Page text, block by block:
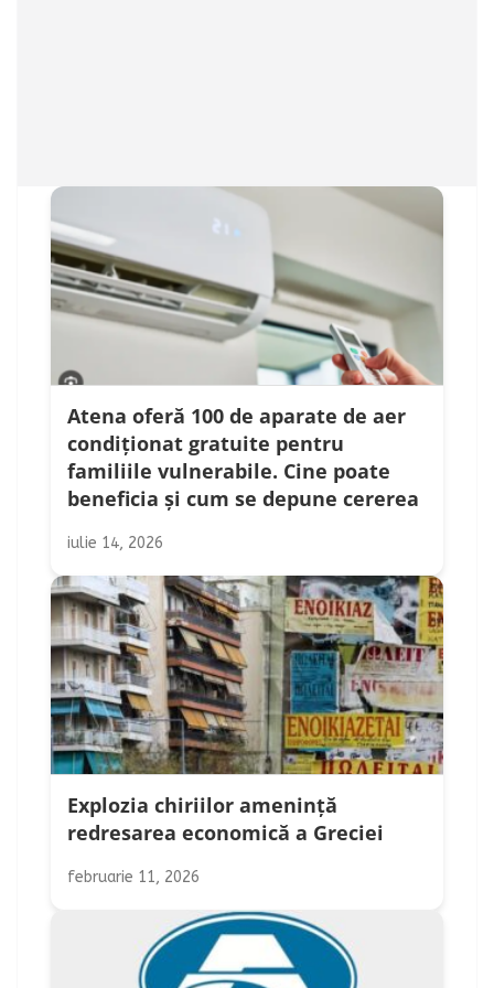
Atena oferă 100 de aparate de aer
condiționat gratuite pentru
familiile vulnerabile. Cine poate
beneficia și cum se depune cererea
iulie 14, 2026
Explozia chiriilor amenință
redresarea economică a Greciei
februarie 11, 2026